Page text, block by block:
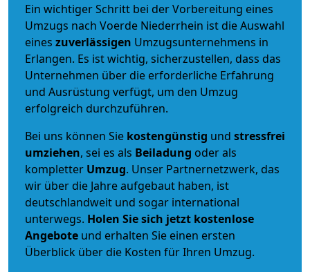
Ein wichtiger Schritt bei der Vorbereitung eines
Umzugs nach Voerde Niederrhein ist die Auswahl
eines zuverlässigen Umzugsunternehmens in
Erlangen. Es ist wichtig, sicherzustellen, dass das
Unternehmen über die erforderliche Erfahrung
und Ausrüstung verfügt, um den Umzug
erfolgreich durchzuführen.
Bei uns können Sie kostengünstig und stressfrei
umziehen, sei es als Beiladung oder als
kompletter Umzug. Unser Partnernetzwerk, das
wir über die Jahre aufgebaut haben, ist
deutschlandweit und sogar international
unterwegs. Holen Sie sich jetzt kostenlose
Angebote und erhalten Sie einen ersten
Überblick über die Kosten für Ihren Umzug.